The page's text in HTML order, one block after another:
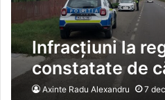
Infracțiuni la
constatate de
vasluieni
Axinte Radu Alexandru 7